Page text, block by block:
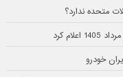
متحده ندارد؟